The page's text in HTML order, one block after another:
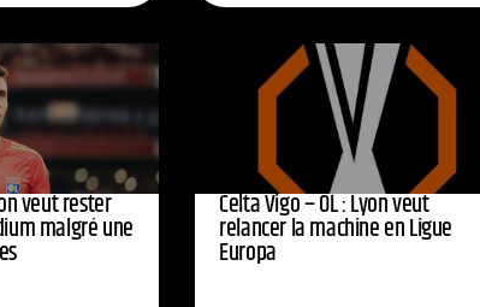
veut rester
malgré une
Celta Vigo – OL : Lyon veut
relancer la machine en Ligue
Europa